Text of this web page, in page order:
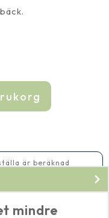
är beräknad
mindre